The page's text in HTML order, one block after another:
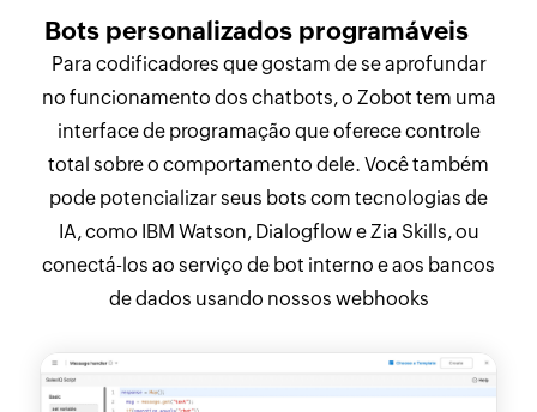
Bots personalizados programáveis
Para codificadores que gostam de se aprofundar
no funcionamento dos chatbots, o Zobot tem uma
interface de programação que oferece controle
total sobre o comportamento dele. Você também
pode potencializar seus bots com tecnologias de
IA, como IBM Watson, Dialogflow e Zia Skills, ou
conectá-los ao serviço de bot interno e aos bancos
de dados usando nossos webhooks